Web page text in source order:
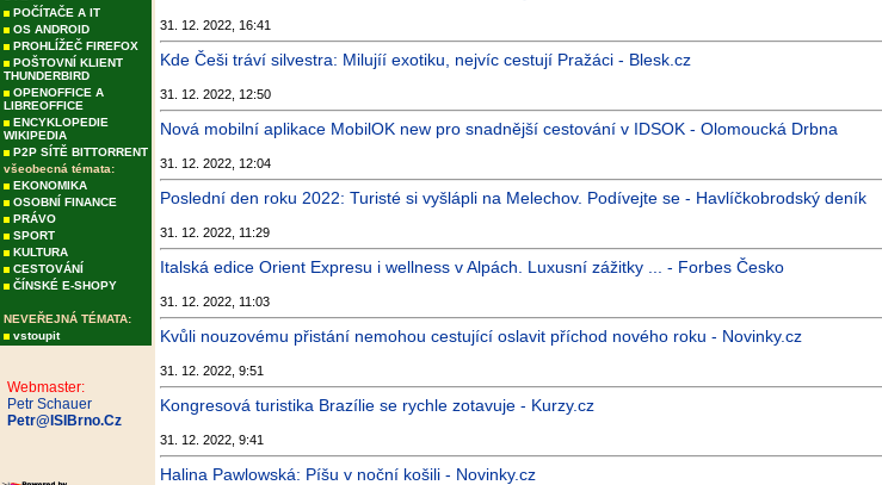
POČÍTAČE A IT
OS ANDROID
PROHLÍŽEČ FIREFOX
POŠTOVNÍ KLIENT
THUNDERBIRD
OPENOFFICE A
LIBREOFFICE
ENCYKLOPEDIE
WIKIPEDIA
P2P SÍTĚ BITTORRENT
všeobecná témata:
EKONOMIKA
OSOBNÍ FINANCE
PRÁVO
SPORT
KULTURA
CESTOVÁNÍ
ČÍNSKÉ E-SHOPY
NEVEŘEJNÁ TÉMATA:
vstoupit
Webmaster:
Petr Schauer
Petr@ISIBrno.Cz
31. 12. 2022, 16:41
Kde Češi tráví silvestra: Milujíí exotiku, nejvíc cestují Pražáci - Blesk.cz
31. 12. 2022, 12:50
Nová mobilní aplikace MobilOK new pro snadnější cestování v IDSOK - Olomoucká Drbna
31. 12. 2022, 12:04
Poslední den roku 2022: Turisté si vyšlápli na Melechov. Podívejte se - Havlíčkobrodský deník
31. 12. 2022, 11:29
Italská edice Orient Expresu i wellness v Alpách. Luxusní zážitky ... - Forbes Česko
31. 12. 2022, 11:03
Kvůli nouzovému přistání nemohou cestující oslavit příchod nového roku - Novinky.cz
31. 12. 2022, 9:51
Kongresová turistika Brazílie se rychle zotavuje - Kurzy.cz
31. 12. 2022, 9:41
Halina Pawlowská: Píšu v noční košili - Novinky.cz